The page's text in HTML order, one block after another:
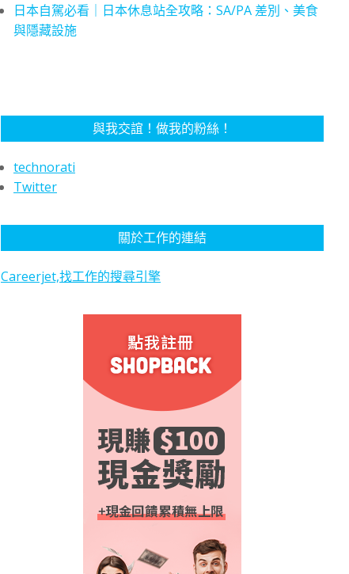
日本自駕必看｜日本休息站全攻略：SA/PA 差別、美食
與隱藏設施
與我交誼！做我的粉絲！
technorati
Twitter
關於工作的連結
Careerjet,找工作的搜尋引擎